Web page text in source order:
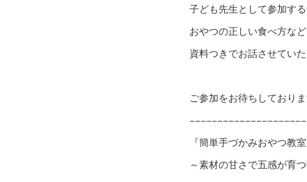
子ども先生として参加す
おやつの正しい食べ方な
資料つきでお話させていた
ご参加をお待ちしており
『簡単手づかみおやつ教室
～素材の甘さで五感が育